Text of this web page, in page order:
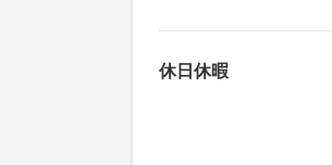
休日休暇